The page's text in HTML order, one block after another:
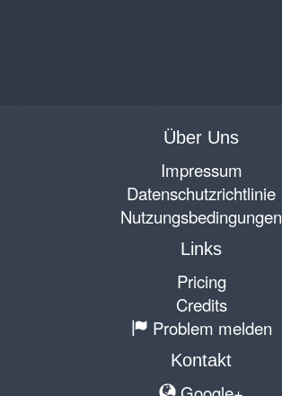
Über Uns
Impressum
Datenschutzrichtlinie
Nutzungsbedingungen
Links
Pricing
Credits
Problem melden
Kontakt